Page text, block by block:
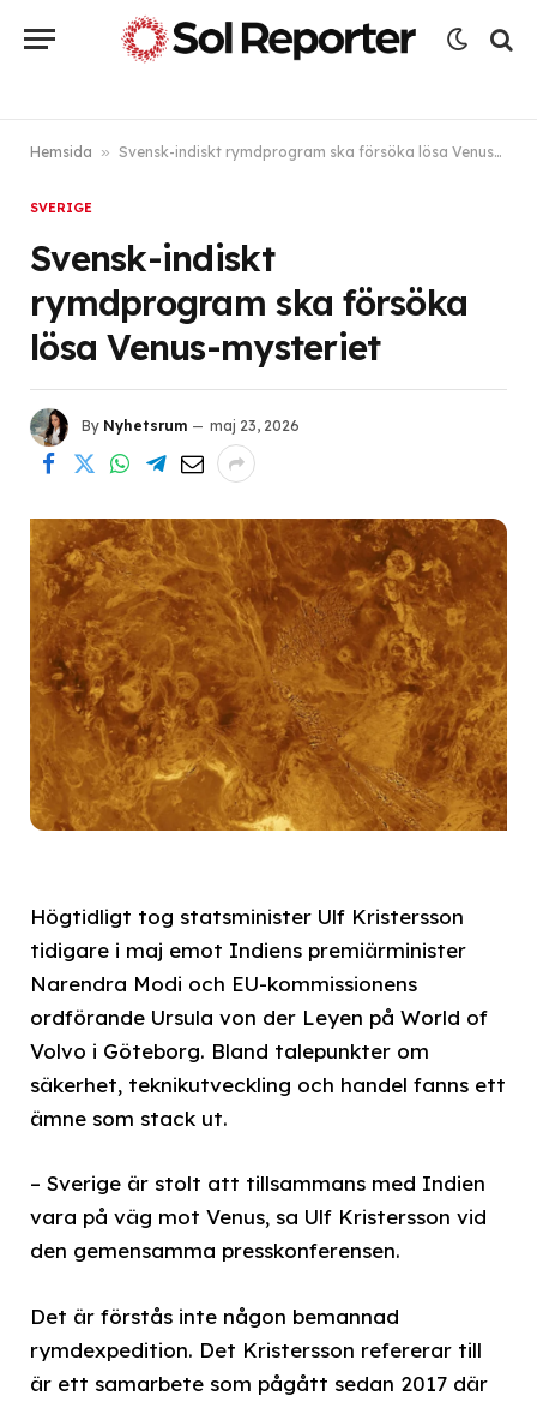
Hemsida » Svensk-indiskt rymdprogram ska försöka lösa Venus-mysteriet
SVERIGE
Svensk-indiskt
rymdprogram ska försöka
lösa Venus-mysteriet
By Nyhetsrum maj 23, 2026
Högtidligt tog statsminister Ulf Kristersson
tidigare i maj emot Indiens premiärminister
Narendra Modi och EU-kommissionens
ordförande Ursula von der Leyen på World of
Volvo i Göteborg. Bland talepunkter om
säkerhet, teknikutveckling och handel fanns ett
ämne som stack ut.
– Sverige är stolt att tillsammans med Indien
vara på väg mot Venus, sa Ulf Kristersson vid
den gemensamma presskonferensen.
Det är förstås inte någon bemannad
rymdexpedition. Det Kristersson refererar till
är ett samarbete som pågått sedan 2017 där